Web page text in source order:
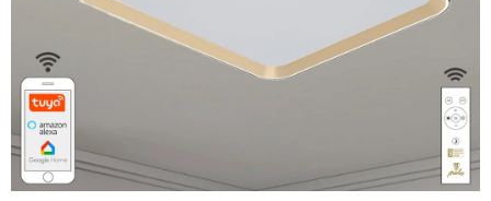
SOLÁRNE SYSTÉMY
SEZÓNNE VÝPREDAJE POĽNOPOTREBY
DOM A ZÁHRADA
OBCHODNÉ PODMIENKY